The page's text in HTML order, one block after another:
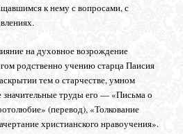
к нему с вопросами, с
на духовное возрождение
родственно учению старца Паисия
тем о старчестве, умном
значительные труды его — «Письма о
(перевод), «Толкование
христианского нравоучения».